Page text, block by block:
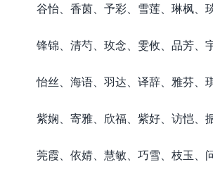
谷怡、香茵、予彩、雪莲、琳枫、
锋锦、清芍、玫念、雯攸、品芳、
怡丝、海语、羽达、译辞、雅芬、
紫娴、寄雅、欣福、紫好、访恺、
莞霞、依婧、慧敏、巧雪、枝玉、